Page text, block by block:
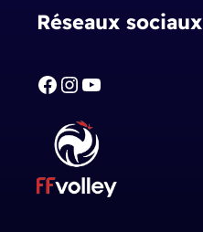
Réseaux sociaux
Facebook InstagramYouTube